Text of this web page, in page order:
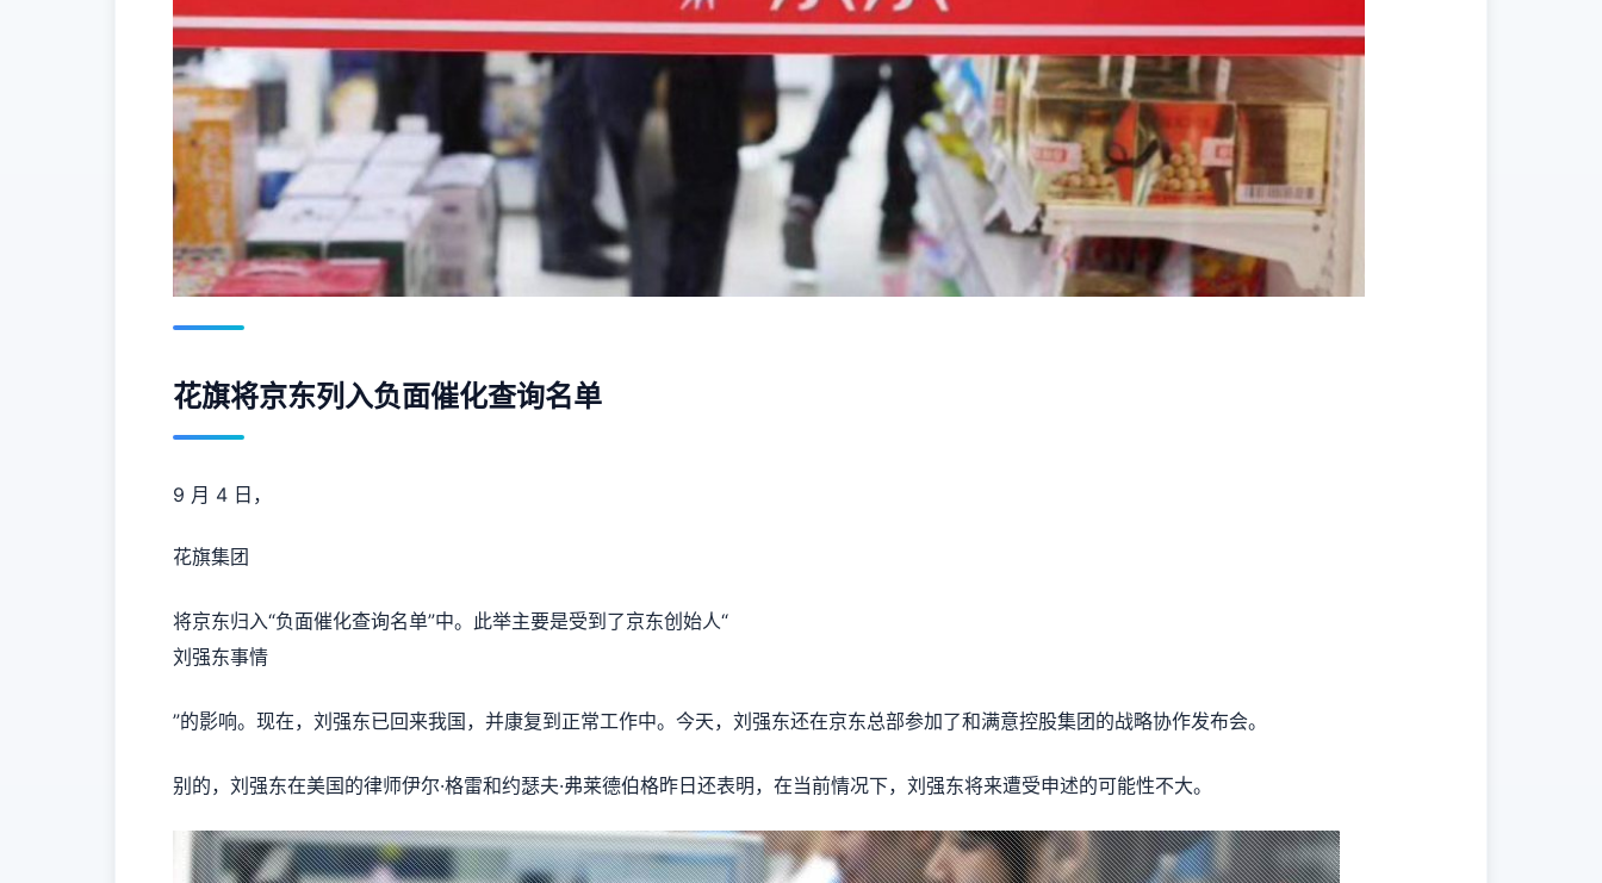
花旗将京东列入负面催化查询名单
9 月 4 日，
花旗集团
将京东归入“负面催化查询名单”中。此举主要是受到了京东创始人“
刘强东事情
”的影响。现在，刘强东已回来我国，并康复到正常工作中。今天，刘强东还在京东总部参加了和满意控股集团的战略协作发布会。
别的，刘强东在美国的律师伊尔·格雷和约瑟夫·弗莱德伯格昨日还表明，在当前情况下，刘强东将来遭受申述的可能性不大。